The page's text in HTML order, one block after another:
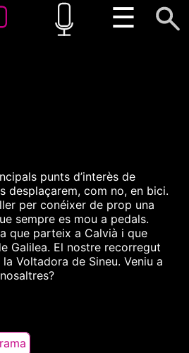
☰
punts d’interès de
desplaçarem, com no, en bici.
per conéixer de prop una
sempre es mou a pedals.
que parteix a Calvià i que
Galilea. El nostre recorregut
Voltadora de Sineu. Veniu a